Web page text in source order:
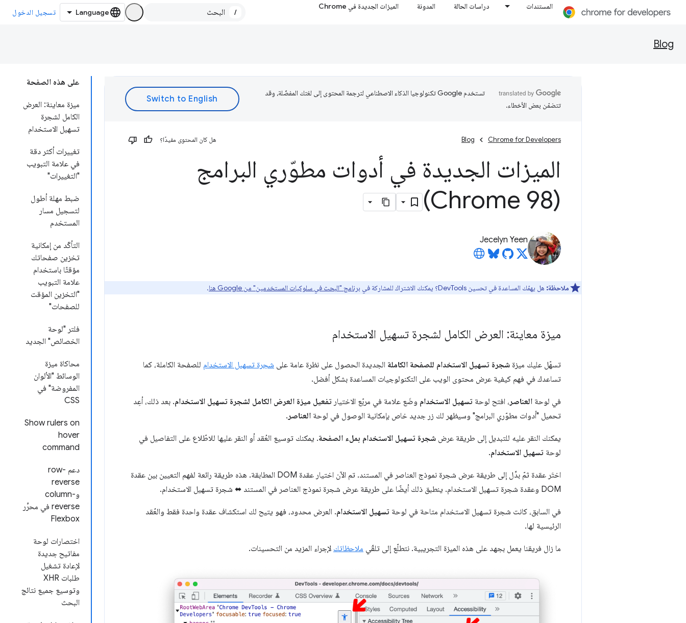
المستندات دراسات الحالة المدونة الميزات الجديدة في Chrome
/ تسجيل الدخول
Blog
على هذه الصفحة
ميزة معاينة: العرض
الكامل لشجرة
تسهيل الاستخدام
تغييرات أكثر دقة
في علامة التبويب
"التغييرات"
ضبط مهلة أطول
لتسجيل مسار
المستخدم
التأكّد من إمكانية
تخزين صفحاتك
مؤقتًا باستخدام
علامة التبويب
"التخزين المؤقت
للصفحات"
فلتر "لوحة
الخصائص" الجديد
محاكاة ميزة
الوسائط "الألوان
المفروضة" في
CSS
Show rulers on
hover
command
دعم row-
reverse
وcolumn-
reverse في محرِّر
Flexbox
اختصارات لوحة
مفاتيح جديدة
لإعادة تشغيل
طلبات XHR
وتوسيع جميع نتائج
البحث
تستخدم Google تكنولوجيا الذكاء الاصطناعي لترجمة المحتوى إلى لغتك المفضّلة، وقد
تتضمّن بعض الأخطاء.
Chrome for Developers
Blog هل كان المحتوى مفيدًا؟
الميزات الجديدة في أدوات مطوّري البرامج
(Chrome 98)
Jecelyn Yeen
ملاحظة: هل يهمّك المساعدة في تحسين DevTools؟ يمكنك الاشتراك للمشاركة في برنامج "البحث في سلوكيات المستخدمين" من Google هنا .
ميزة معاينة: العرض الكامل لشجرة تسهيل الاستخدام
تسهّل عليك ميزة شجرة تسهيل الاستخدام للصفحة الكاملة الجديدة الحصول على نظرة عامة على شجرة تسهيل الاستخدام للصفحة الكاملة، كما
تساعدك في فهم كيفية عرض محتوى الويب على التكنولوجيات المساعدة بشكل أفضل.
في لوحة العناصر ، افتح لوحة تسهيل الاستخدام وضَع علامة في مربّع الاختيار تفعيل ميزة العرض الكامل لشجرة تسهيل الاستخدام. بعد ذلك، أعِد
تحميل "أدوات مطوّري البرامج" وسيظهر لك زر جديد خاص بإمكانية الوصول في لوحة العناصر .
يمكنك النقر عليه للتبديل إلى طريقة عرض شجرة تسهيل الاستخدام بملء الصفحة. يمكنك توسيع العُقد أو النقر عليها للاطّلاع على التفاصيل في
لوحة تسهيل الاستخدام.
اختَر عقدة ثمّ بدِّل إلى طريقة عرض شجرة نموذج العناصر في المستند. تم الآن اختيار عقدة DOM المطابقة. هذه طريقة رائعة لفهم التعيين بين عقدة
DOM وعقدة شجرة تسهيل الاستخدام. ينطبق ذلك أيضًا على طريقة عرض شجرة نموذج العناصر في المستند ⬌ شجرة تسهيل الاستخدام.
في السابق، كانت شجرة تسهيل الاستخدام متاحة في لوحة تسهيل الاستخدام. العرض محدود، فهو يتيح لك استكشاف عقدة واحدة فقط والعُقد
الرئيسية لها.
ما زال فريقنا يعمل بجهد على هذه الميزة التجريبية. نتطلّع إلى تلقّي ملاحظاتك لإجراء المزيد من التحسينات.